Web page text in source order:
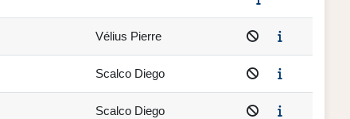
Vélius Pierre
Scalco Diego
Scalco Diego